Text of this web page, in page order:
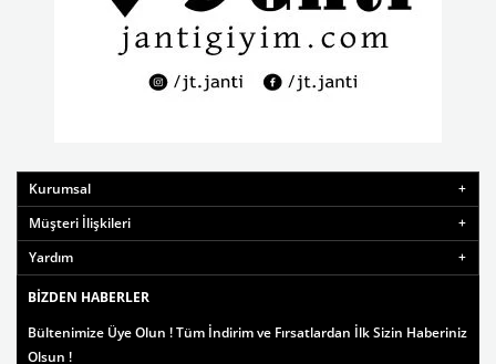
Kurumsal
Müşteri İlişkileri
Yardım
BIZDEN HABERLER
Bültenimize Üye Olun ! Tüm İndirim ve Fırsatlardan İlk Sizin Haberiniz
Olsun !